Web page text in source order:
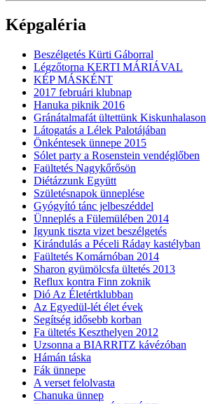
Képgaléria
Beszélgetés Kürti Gáborral
Légzőtorna KERTI MÁRIÁVAL
KÉP MÁSKÉNT
2017 februári klubnap
Hanuka piknik 2016
Gránátalmafát ültettünk Kiskunhalason
Látogatás a Lélek Palotájában
Önkéntesek ünnepe 2015
Sólet party a Rosenstein vendéglőben
Faültetés Nagykőrősön
Diétázzunk Együtt
Születésnapok ünneplése
Gyógyító tánc jelbeszéddel
Ünneplés a Fülemülében 2014
Igyunk tiszta vizet beszélgetés
Kirándulás a Péceli Ráday kastélyban
Faültetés Komárnóban 2014
Sharon gyümölcsfa ültetés 2013
Reflux kontra Finn zoknik
Dió Az Életértklubban
Az Egyedül-lét élet évek
Segítség idősebb korban
Fa ültetés Keszthelyen 2012
Uzsonna a BIARRITZ kávézóban
Hámán táska
Fák ünnepe
A verset felolvasta
Chanuka ünnep